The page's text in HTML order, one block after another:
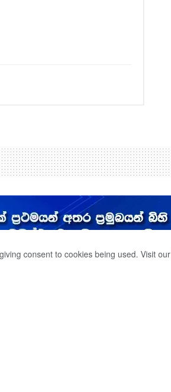
consent to cookies being used. Visit our